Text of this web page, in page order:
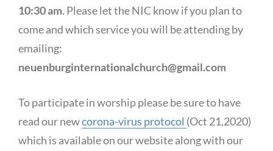
10:30 am. Please let the NIC know if you plan to
come and which service you will be attending by
emailing:
neuenburginternationalchurch@gmail.com
To participate in worship please be sure to have
read our newcorona-virus protocol (Oct 21,2020)
which is available on our website along with our